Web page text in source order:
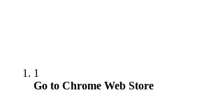
1
Go to Chrome Web Store